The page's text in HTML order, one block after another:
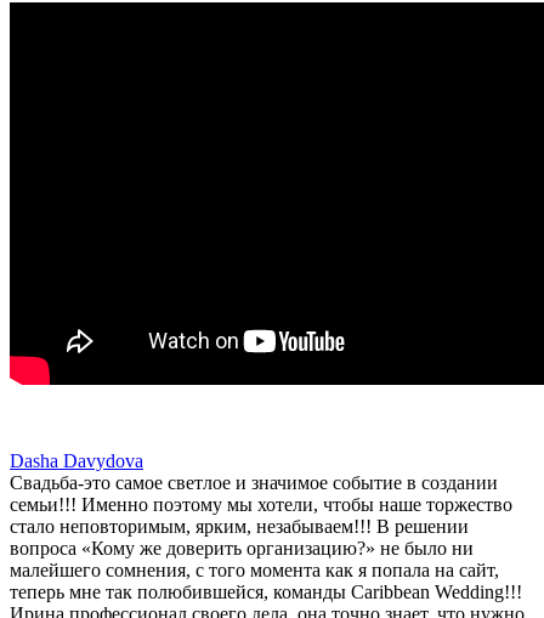
Dasha Davydova
Свадьба-это самое светлое и значимое событие в создании
семьи!!! Именно поэтому мы хотели, чтобы наше торжество
стало неповторимым, ярким, незабываем!!! В решении
вопроса «Кому же доверить организацию?» не было ни
малейшего сомнения, с того момента как я попала на сайт,
теперь мне так полюбившейся, команды Caribbean Wedding!!!
Ирина профессионал своего дела, она точно знает, что нужно,